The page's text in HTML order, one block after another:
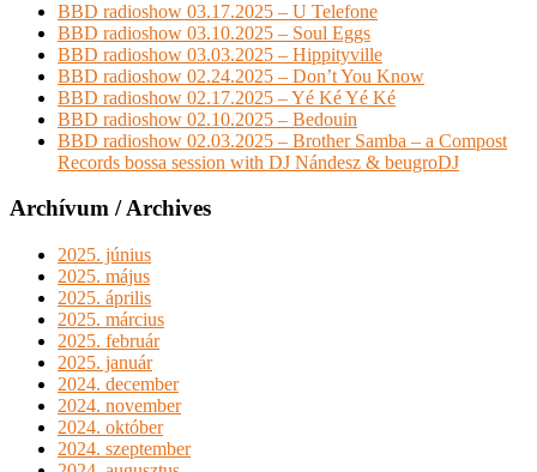
BBD radioshow 03.17.2025 – U Telefone
BBD radioshow 03.10.2025 – Soul Eggs
BBD radioshow 03.03.2025 – Hippityville
BBD radioshow 02.24.2025 – Don’t You Know
BBD radioshow 02.17.2025 – Yé Ké Yé Ké
BBD radioshow 02.10.2025 – Bedouin
BBD radioshow 02.03.2025 – Brother Samba – a Compost
Records bossa session with DJ Nándesz & beugroDJ
Archívum / Archives
2025. június
2025. május
2025. április
2025. március
2025. február
2025. január
2024. december
2024. november
2024. október
2024. szeptember